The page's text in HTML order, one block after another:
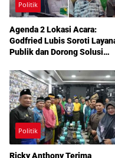
Politik
Agenda 2 Lokasi Acara:
Godfried Lubis Soroti
Publik dan Dorong Solusi
DPRD Medan
Politik
Ricky Anthony Terima